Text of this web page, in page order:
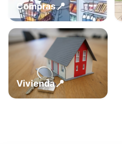
Compras📍
Vivienda📍